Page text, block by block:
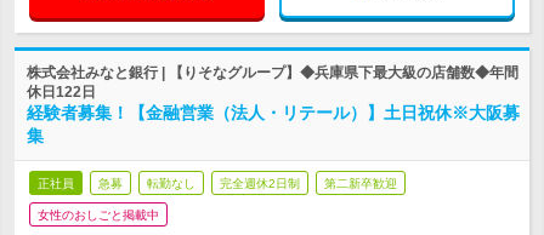
株式会社みなと銀行 | 【りそなグループ】◆兵庫県下最大級の店舗数◆年間
休日122日
経験者募集！【金融営業（法人・リテール）】土日祝休※大阪募
集
正社員 急募 転勤なし 完全週休2日制 第二新卒歓迎
女性のおしごと掲載中